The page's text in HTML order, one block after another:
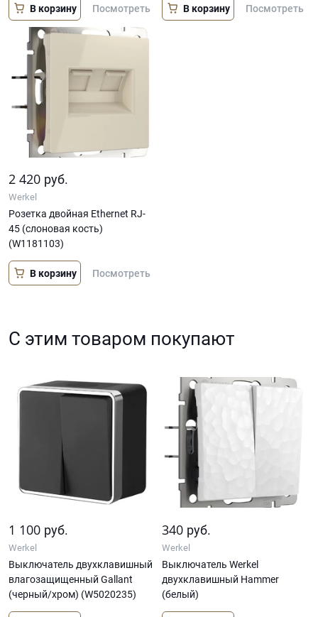
В корзину Посмотреть В корзину Посмотреть
2 420 руб.
Werkel
Розетка двойная Ethernet RJ-
45 (слоновая кость)
(W1181103)
В корзину Посмотреть
С этим товаром покупают
1 100 руб.
Werkel
Выключатель двухклавишный
влагозащищенный Gallant
(черный/хром) (W5020235)
340 руб.
Werkel
Выключатель Werkel
двухклавишный Hammer
(белый)